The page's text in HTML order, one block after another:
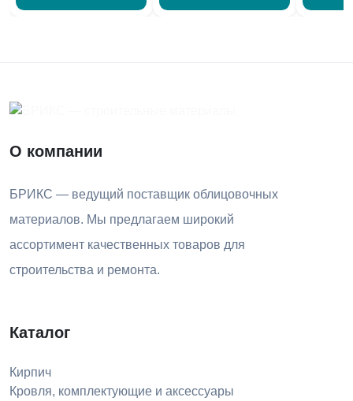
О компании
БРИКС — ведущий поставщик облицовочных
материалов. Мы предлагаем широкий
ассортимент качественных товаров для
строительства и ремонта.
Каталог
Кирпич
Кровля, комплектующие и аксессуары